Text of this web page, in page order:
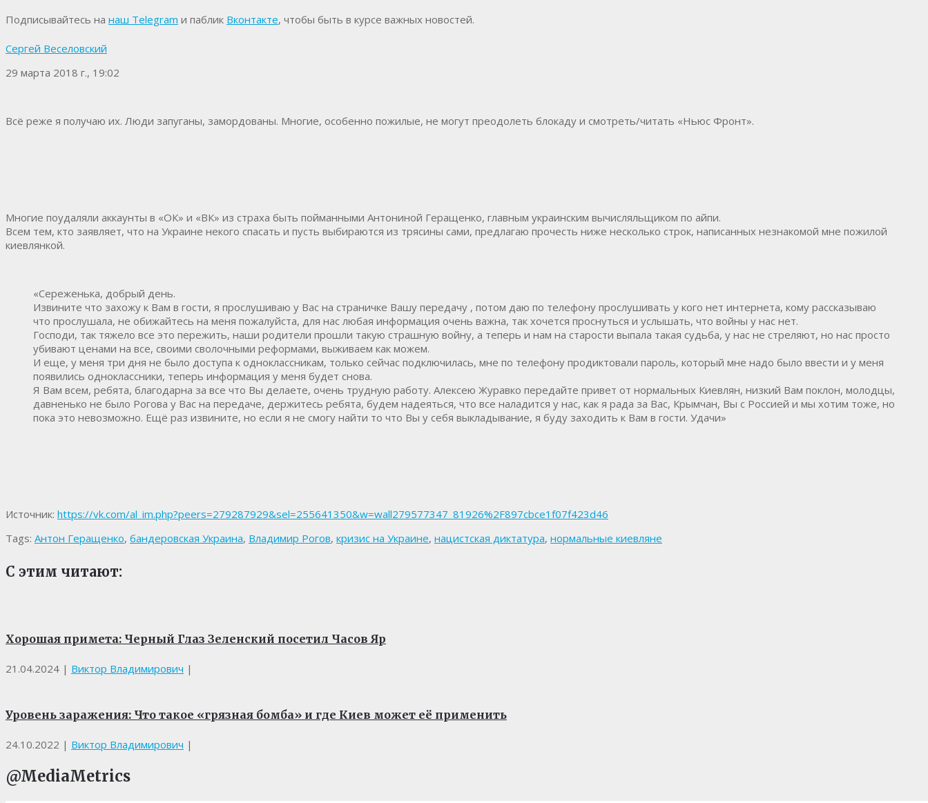
Подписывайтесь на наш Telegram и паблик Вконтакте, чтобы быть в курсе важных новостей.
Сергей Веселовский
29 марта 2018 г., 19:02
Всё реже я получаю их. Люди запуганы, замордованы. Многие, особенно пожилые, не могут преодолеть блокаду и смотреть/читать «Ньюс Фронт».
Многие поудаляли аккаунты в «ОК» и «ВК» из страха быть пойманными Антониной Геращенко, главным украинским вычисляльщиком по айпи.
Всем тем, кто заявляет, что на Украине некого спасать и пусть выбираются из трясины сами, предлагаю прочесть ниже несколько строк, написанных незнакомой мне пожилой
киевлянкой.
«Сереженька, добрый день.
Извините что захожу к Вам в гости, я прослушиваю у Вас на страничке Вашу передачу , потом даю по телефону прослушивать у кого нет интернета, кому рассказываю
что прослушала, не обижайтесь на меня пожалуйста, для нас любая информация очень важна, так хочется проснуться и услышать, что войны у нас нет.
Господи, так тяжело все это пережить, наши родители прошли такую страшную войну, а теперь и нам на старости выпала такая судьба, у нас не стреляют, но нас просто
убивают ценами на все, своими сволочными реформами, выживаем как можем.
И еще, у меня три дня не было доступа к одноклассникам, только сейчас подключилась, мне по телефону продиктовали пароль, который мне надо было ввести и у меня
появились одноклассники, теперь информация у меня будет снова.
Я Вам всем, ребята, благодарна за все что Вы делаете, очень трудную работу. Алексею Журавко передайте привет от нормальных Киевлян, низкий Вам поклон, молодцы,
давненько не было Рогова у Вас на передаче, держитесь ребята, будем надеяться, что все наладится у нас, как я рада за Вас, Крымчан, Вы с Россией и мы хотим тоже, но
пока это невозможно. Ещё раз извините, но если я не смогу найти то что Вы у себя выкладывание, я буду заходить к Вам в гости. Удачи»
Источник: https://vk.com/al_im.php?peers=279287929&sel=255641350&w=wall279577347_81926%2F897cbce1f07f423d46
Tags: Антон Геращенко, бандеровская Украина, Владимир Рогов, кризис на Украине, нацистская диктатура, нормальные киевляне
С этим читают:
Хорошая примета: Черный Глаз Зеленский посетил Часов Яр
21.04.2024 | Виктор Владимирович |
Уровень заражения: Что такое «грязная бомба» и где Киев может её применить
24.10.2022 | Виктор Владимирович |
@MediaMetrics